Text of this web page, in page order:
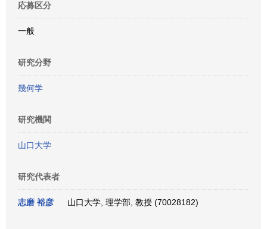
応募区分
一般
研究分野
幾何学
研究機関
山口大学
研究代表者
志磨 裕彦 山口大学, 理学部, 教授 (70028182)